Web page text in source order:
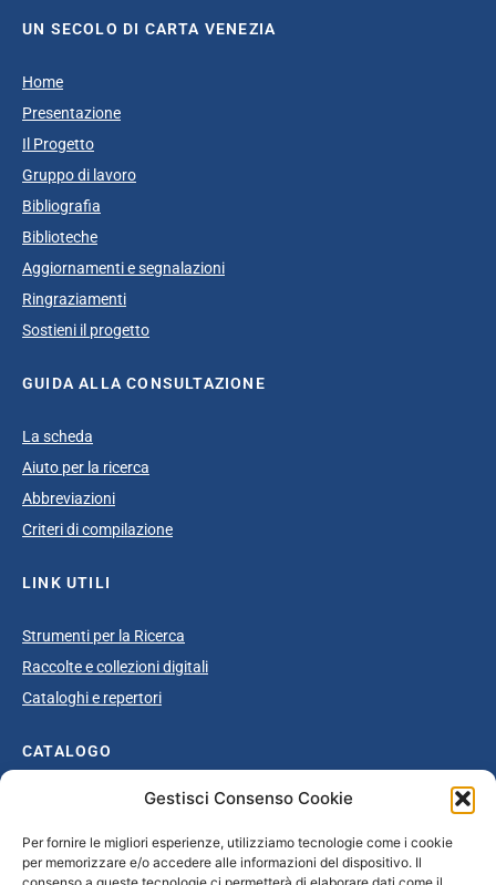
Gestisci Consenso Cookie
Per fornire le migliori esperienze, utilizziamo tecnologie come i cookie
per memorizzare e/o accedere alle informazioni del dispositivo. Il
UN SECOLO DI CARTA VENEZIA
Home
Presentazione
Il Progetto
Gruppo di lavoro
Bibliografia
Biblioteche
Aggiornamenti e segnalazioni
Ringraziamenti
Sostieni il progetto
GUIDA ALLA CONSULTAZIONE
La scheda
Aiuto per la ricerca
Abbreviazioni
Criteri di compilazione
LINK UTILI
Strumenti per la Ricerca
Raccolte e collezioni digitali
Cataloghi e repertori
CATALOGO
Catalogo completo
Ottocento
Età giolittiana